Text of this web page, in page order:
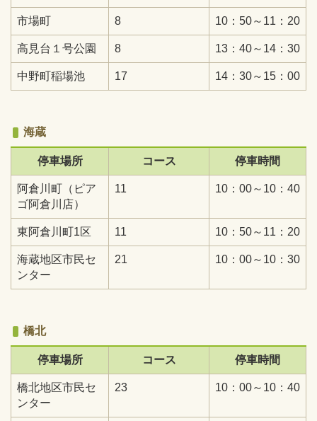
市場町 8 10：50～11：20
高見台１号公園 8 13：40～14：30
中野町稲場池 17 14：30～15：00
海蔵
停車場所 コース 停車時間
阿倉川町（ピア
ゴ阿倉川店）
11 10：00～10：40
東阿倉川町1区 11 10：50～11：20
海蔵地区市民セ
ンター
21 10：00～10：30
橋北
停車場所 コース 停車時間
橋北地区市民セ
ンター
23 10：00～10：40